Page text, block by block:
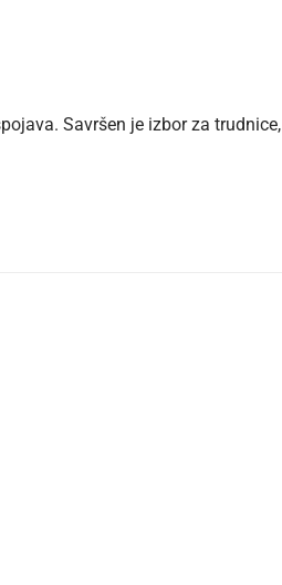
Savršen je izbor za trudnice,